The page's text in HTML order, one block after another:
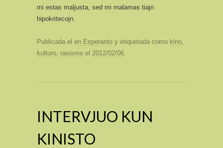
mi estas maljusta, sed mi malamas tiajn
hipokritecojn.
Publicada el en Esperanto y etiquetada como kino,
kulturo, rasismo el 2012/02/06.
INTERVJUO KUN
KINISTO